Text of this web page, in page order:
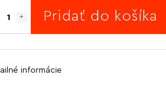
Pridať do košíka
informácie